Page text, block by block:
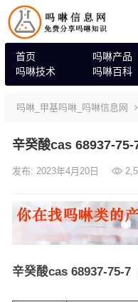
首页 吗啉产品
吗啉技术
吗啉百科
吗啉_甲基吗啉_吗啉信息网
辛癸酸cas 68937-
发布: 2023年4月20日
辛癸酸cas 68937-75-7